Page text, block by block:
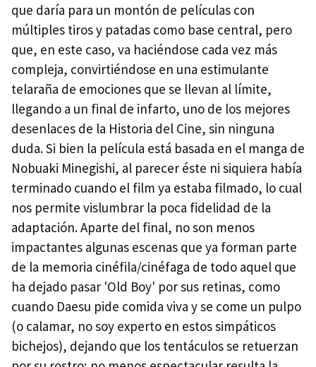
que daría para un montón de películas con
múltiples tiros y patadas como base central, pero
que, en este caso, va haciéndose cada vez más
compleja, convirtiéndose en una estimulante
telaraña de emociones que se llevan al límite,
llegando a un final de infarto, uno de los mejores
desenlaces de la Historia del Cine, sin ninguna
duda. Si bien la película está basada en el manga de
Nobuaki Minegishi, al parecer éste ni siquiera había
terminado cuando el film ya estaba filmado, lo cual
nos permite vislumbrar la poca fidelidad de la
adaptación. Aparte del final, no son menos
impactantes algunas escenas que ya forman parte
de la memoria cinéfila/cinéfaga de todo aquel que
ha dejado pasar 'Old Boy' por sus retinas, como
cuando Daesu pide comida viva y se come un pulpo
(o calamar, no soy experto en estos simpáticos
bichejos), dejando que los tentáculos se retuerzan